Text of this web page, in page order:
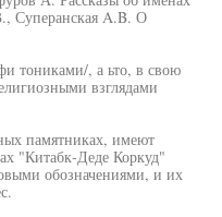
Суперанская A.B. О
тониками/, а ьто, в свою
взглядами
памятниках, имеют
"Китабк-Деде Коркуд"
обозначениями, и их